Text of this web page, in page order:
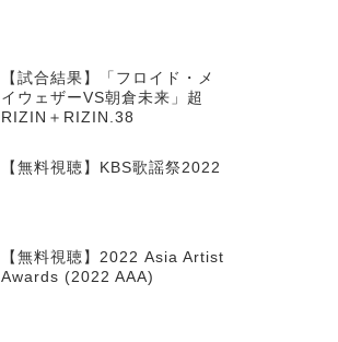
【試合結果】「フロイド・メ
イウェザーVS朝倉未来」超
RIZIN＋RIZIN.38
【無料視聴】KBS歌謡祭2022
【無料視聴】2022 Asia Artist
Awards (2022 AAA)